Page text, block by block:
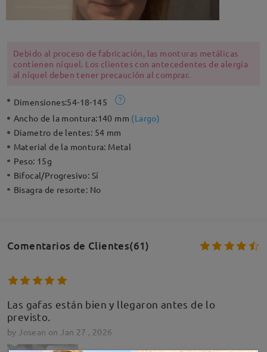
Debido al proceso de fabricación, las monturas metálicas
contienen níquel. Los clientes con antecedentes de alergia
al níquel deben tener precaución al comprar.
Dimensiones:54-18-145
Ancho de la montura:140 mm (Largo)
Diametro de lentes: 54 mm
Material de la montura: Metal
Peso: 15g
Bifocal/Progresivo: Sí
Bisagra de resorte: No
Comentarios de Clientes(61)
Las gafas están bien y llegaron antes de lo
previsto.
by Josean on Jan 27 , 2026